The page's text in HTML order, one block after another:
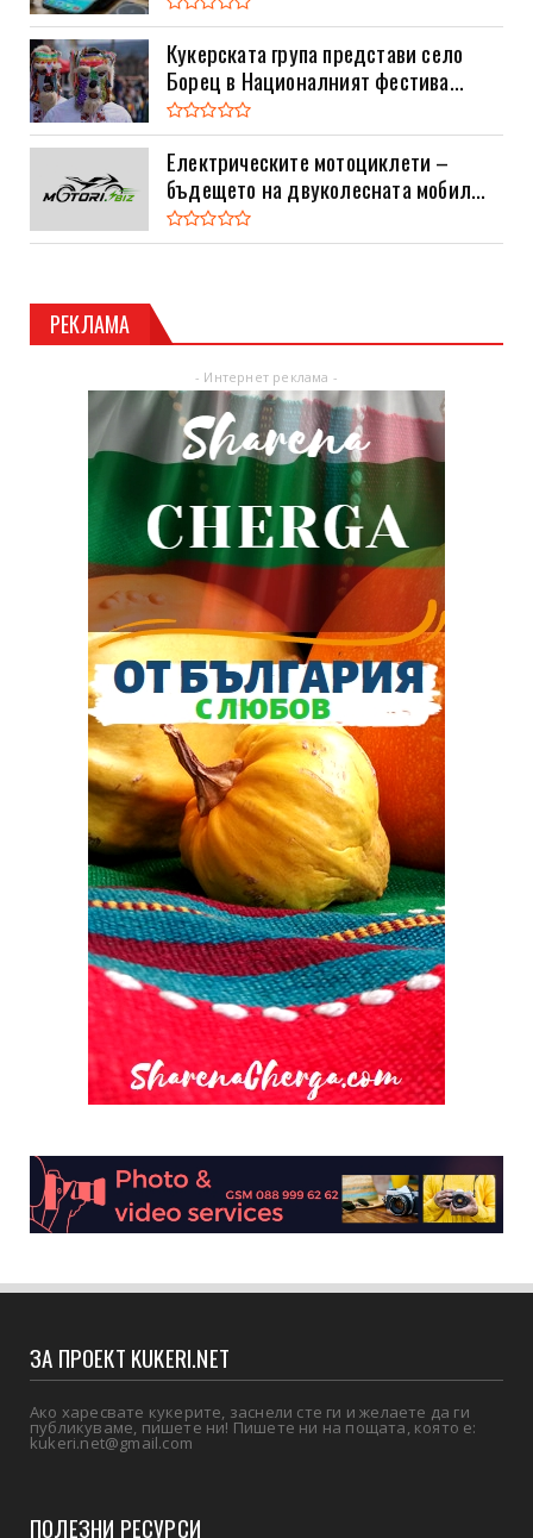
Кукерската група представи село
Борец в Националният фестива...
Електрическите мотоциклети –
бъдещето на двуколесната мобил...
РЕКЛАМА
- Интернет реклама -
ЗА ПРОЕКТ KUKERI.NET
Ако харесвате кукерите, заснели сте ги и желаете да ги
публикуваме, пишете ни! Пишете ни на пощата, която е:
kukeri.net@gmail.com
ПОЛЕЗНИ РЕСУРСИ